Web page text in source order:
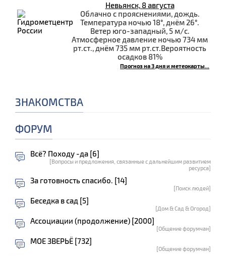
Невьянск, 8 августа
Облачно с прояснениями, дождь.
Температура ночью 18°, днём 26°.
Ветер юго-западный, 5 м/с.
Атмосферное давление ночью 734 мм
рт.ст., днём 735 мм рт.ст.Вероятность
осадков 81%
Прогноз на 3 дня и метеокарты...
ЗНАКОМСТВА
ФОРУМ
Всё? Походу -да [6]
[Вопросы и предложения, связанные с дальнейшим развитием
ресурса]
За готовность спасибо. [14]
[Поиск людей]
Беседка в сад [5]
[Дом & Сад & Огород]
Ассоциации (продолжение) [2000]
[Общение форумчан]
МОЕ ЗВЕРЬЁ [732]
[Общение форумчан]